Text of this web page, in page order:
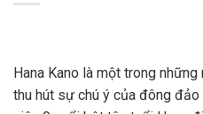
Hana Kano là một trong
thu hút sự chú ý của đông đảo